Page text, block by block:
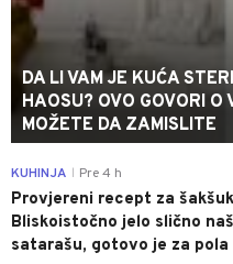
DA LI VAM JE KUĆA
HAOSU? OVO GOVORI O
MOŽETE DA ZAMISLITE
KUHINJA Pre 4 h
Provjereni recept za
Bliskoistočno jelo slično
satarašu, gotovo je za pola